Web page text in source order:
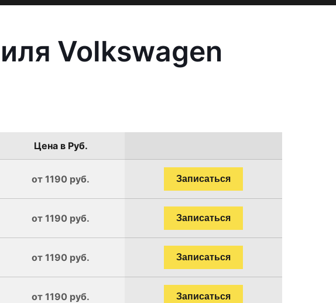
Volkswagen
Цена в Руб.
от 1190 руб. Записаться
от 1190 руб. Записаться
от 1190 руб. Записаться
от 1190 руб. Записаться